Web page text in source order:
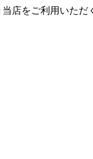
店をご利用いた